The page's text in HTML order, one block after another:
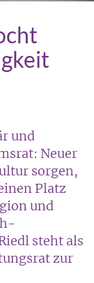
und
Neuer
sorgen,
Platz
und
steht als
zur